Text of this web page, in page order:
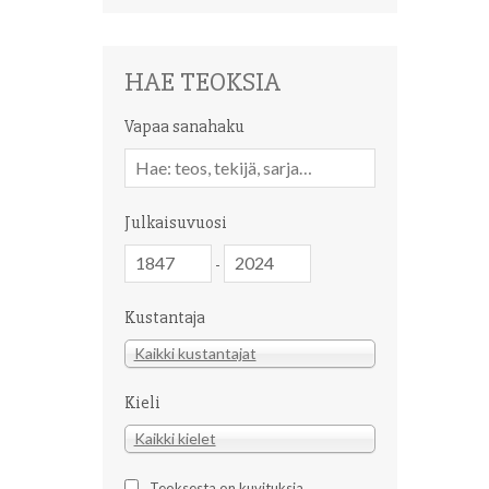
HAE TEOKSIA
Vapaa sanahaku
sanahaku
Julkaisuvuosi
-
Kustantaja
Kustantaja
Kaikki kustantajat
Kieli
Kieli
Kaikki kielet